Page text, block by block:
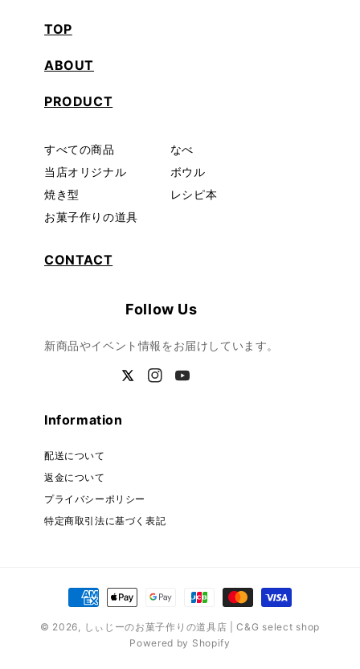
TOP
ABOUT
PRODUCT
すべての商品
当店オリジナル
焼き型
お菓子作りの道具
なべ
ボウル
レシピ本
CONTACT
Follow Us
新商品やイベント情報をお届けしています。
TwitterInstagram
YouTube
Information
配送について
返金について
プライバシーポリシー
特定商取引法に基づく表記
決
済
方
© 2026, しぃじーのお菓子作りの道具店 | C&G select shop
Powered by Shopify